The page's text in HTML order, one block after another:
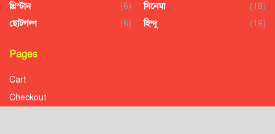
খ্রিস্টান
(6)
ছোটগল্প
(6)
সিনেমা
(18)
হিন্দু
(19)
Pages
Cart
Checkout